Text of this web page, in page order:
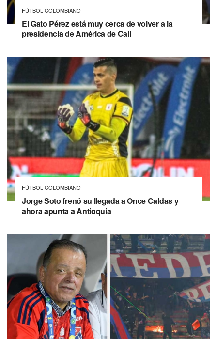
FÚTBOL COLOMBIANO
El Gato Pérez está muy cerca de volver a la
presidencia de América de Cali
FÚTBOL COLOMBIANO
Jorge Soto frenó su llegada a Once Caldas y
ahora apunta a Antioquia